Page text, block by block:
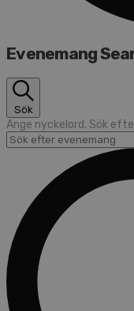
Evenemang
Sök
Ange nyckelord. Sök